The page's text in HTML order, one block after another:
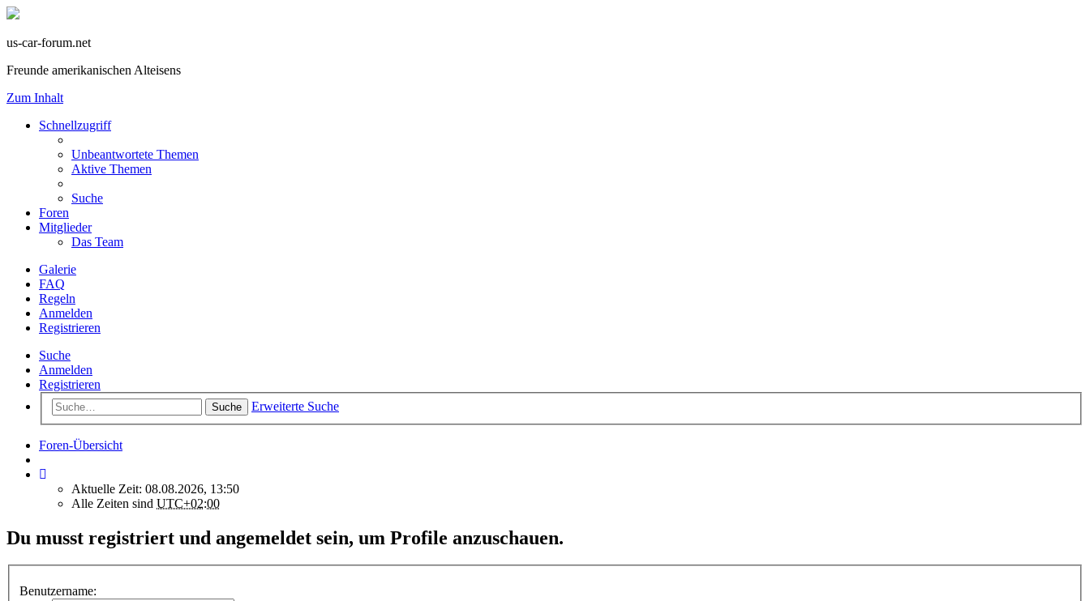
us-car-forum.net
Freunde amerikanischen Alteisens
Zum Inhalt
Schnellzugriff
Unbeantwortete Themen
Aktive Themen
Suche
Foren
Mitglieder
Das Team
Galerie
FAQ
Regeln
Anmelden
Registrieren
Suche
Anmelden
Registrieren
Suche Erweiterte Suche
Foren-Übersicht
Aktuelle Zeit: 08.08.2026, 13:50
Alle Zeiten sind UTC+02:00
Du musst registriert und angemeldet sein, um Profile anzuschauen.
Benutzername: